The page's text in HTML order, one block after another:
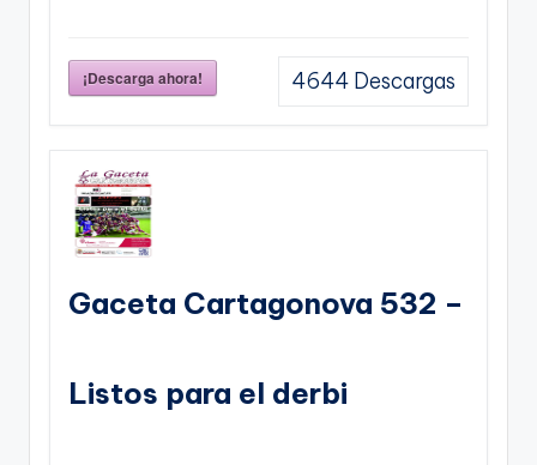
¡Descarga ahora! 4644 Descargas
Gaceta Cartagonova 532 –
Listos para el derbi